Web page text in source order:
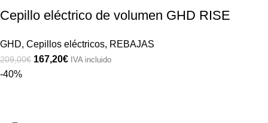
Cepillo eléctrico de volumen GHD RISE
GHD, Cepillos eléctricos, REBAJAS
209,00€ 167,20€ IVA incluido
-40%